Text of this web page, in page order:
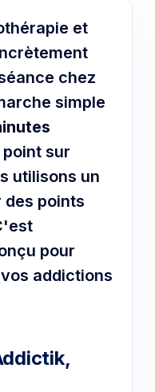
et
chez
simple
sur
utilisons un
des points
pour
addictions